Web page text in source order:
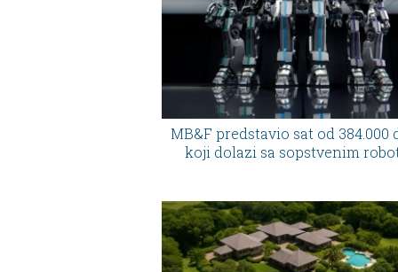
MB&F predstavio sat od 384.000
koji dolazi sa sopstvenim